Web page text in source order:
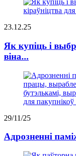
23.12.25
Як купіць і
віна...
29/11/25
Адрозненні